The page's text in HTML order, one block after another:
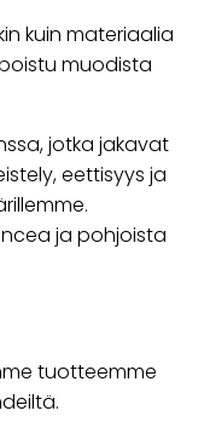
kuin materiaalia
muodista
jotka jakavat
eettisyys ja
ja pohjoista
tuotteemme